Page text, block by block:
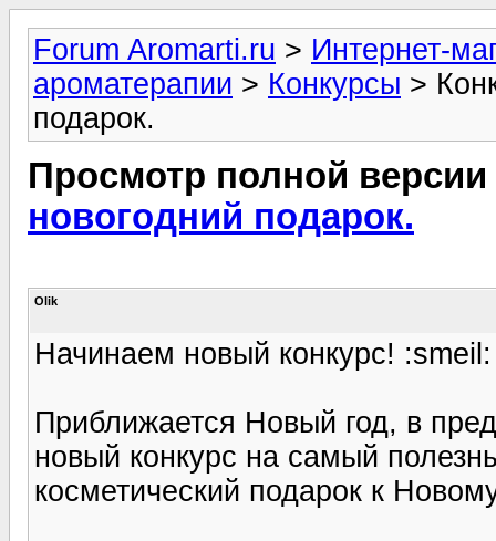
Forum Aromarti.ru > Интернет-
ароматерапии > Конкурсы >
подарок.
Просмотр полной
новогодний подарок.
Olik
Начинаем новый конкурс! :smeil:
Приближается Новый год, в
новый конкурс на самый
косметический подарок к